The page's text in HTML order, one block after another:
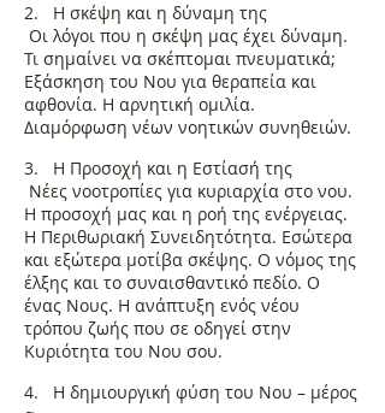
2. Η σκέψη και η δύναμη της
Οι λόγοι που η σκέψη μας έχει δύναμη.
Τι σημαίνει να σκέπτομαι πνευματικά;
Εξάσκηση του Νου για θεραπεία και
αφθονία. Η αρνητική ομιλία.
Διαμόρφωση νέων νοητικών συνηθειών.
3. Η Προσοχή και η Εστίασή της
Νέες νοοτροπίες για κυριαρχία στο νου.
Η προσοχή μας και η ροή της ενέργειας.
Η Περιθωριακή Συνειδητότητα. Εσώτερα
και εξώτερα μοτίβα σκέψης. Ο νόμος της
έλξης και το συναισθαντικό πεδίο. Ο
ένας Νους. Η ανάπτυξη ενός νέου
τρόπου ζωής που σε οδηγεί στην
Κυριότητα του Νου σου.
4. Η δημιουργική φύση του Νου – μέρος